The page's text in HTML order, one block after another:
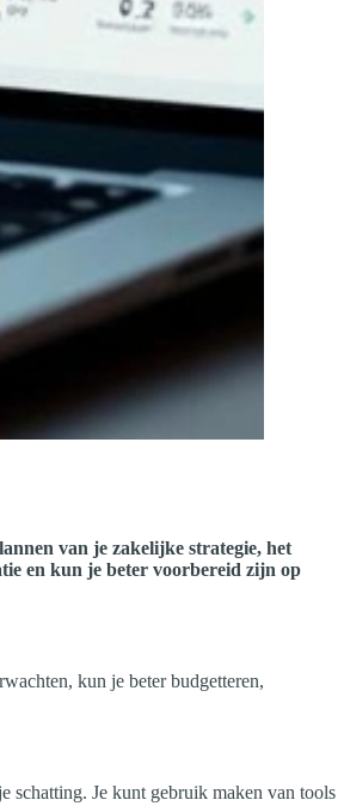
van je zakelijke strategie, het
en kun je beter voorbereid zijn op
kun je beter budgetteren,
schatting. Je kunt gebruik maken van tools